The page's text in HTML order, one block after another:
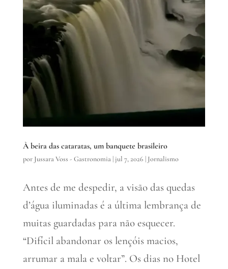
À beira das cataratas, um banquete brasileiro
por Jussara Voss - Gastronomia|jul 7, 2026 | Jornalismo
Antes de me despedir, a visão das quedas
d’água iluminadas é a última lembrança de
muitas guardadas para não esquecer.
“Difícil abandonar os lençóis macios,
arrumar a mala e voltar”. Os dias no Hotel